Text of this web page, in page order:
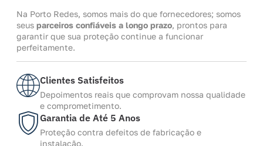
Na Porto Redes, somos mais do que fornecedores; somos
seus parceiros confiáveis a longo prazo, prontos para
garantir que sua proteção continue a funcionar
perfeitamente.
Clientes Satisfeitos
Depoimentos reais que comprovam nossa qualidade
e comprometimento.
Garantia de Até 5 Anos
Proteção contra defeitos de fabricação e
instalação.